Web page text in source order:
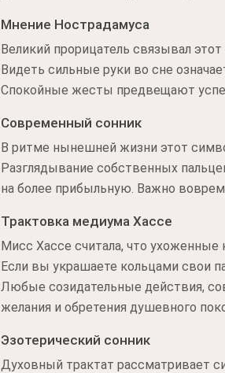
Мнение Нострадамуса
Великий прорицатель связывал
Видеть сильные руки во сне
Спокойные жесты предвещают
Современный сонник
В ритме нынешней жизни этот
Разглядывание собственных
на более прибыльную. Важно
Трактовка медиума Хассе
Мисс Хассе считала, что
Если вы украшаете кольцами свои
Любые созидательные действия,
желания и обретения душевного
Эзотерический сонник
Духовный трактат рассматривает